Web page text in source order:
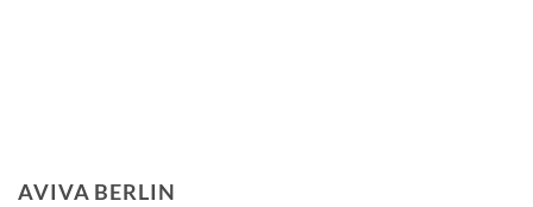
AVIVA BERLIN